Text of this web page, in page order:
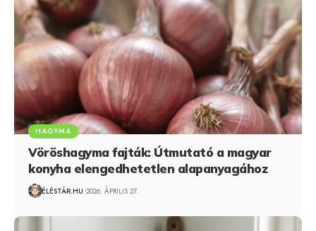
HAGYMA
Vöröshagyma fajták: Útmutató a magyar
konyha elengedhetetlen alapanyagához
ÉLÉSTÁR.HU 2026. ÁPRILIS 27.